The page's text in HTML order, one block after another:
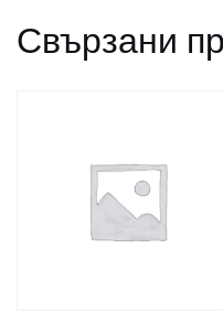
Свързани